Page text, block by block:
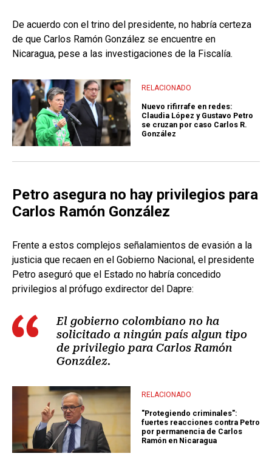
De acuerdo con el trino del presidente, no habría certeza
de que Carlos Ramón González se encuentre en
Nicaragua, pese a las investigaciones de la Fiscalía.
RELACIONADO
Nuevo rifirrafe en redes:
Claudia López y Gustavo Petro
se cruzan por caso Carlos R.
González
Petro asegura no hay privilegios para
Carlos Ramón González
Frente a estos complejos señalamientos de evasión a la
justicia que recaen en el Gobierno Nacional, el presidente
Petro aseguró que el Estado no habría concedido
privilegios al prófugo exdirector del Dapre:
El gobierno colombiano no ha
solicitado a ningún país algun tipo
de privilegio para Carlos Ramón
González.
RELACIONADO
"Protegiendo criminales":
fuertes reacciones contra Petro
por permanencia de Carlos
Ramón en Nicaragua